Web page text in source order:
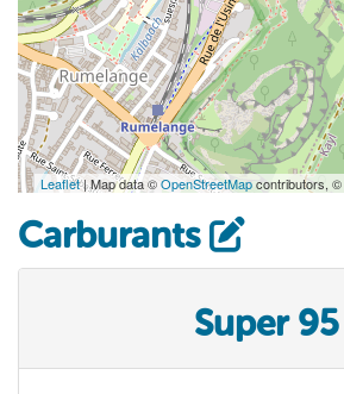
Leaflet| Map data ©OpenStreetMapcontributors, ©
Carburants
Super 95